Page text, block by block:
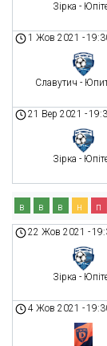
Зірка -
1 Жов 2021 -
Славутич -
21 Вер 2021 -
Зірка -
в в в н п
22 Жов 2021 -
Зірка -
4 Жов 2021 -